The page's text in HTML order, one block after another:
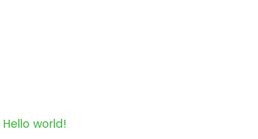
Hello world!